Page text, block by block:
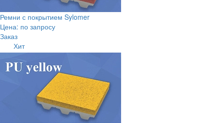
Ремни с покрытием Sylomer
Цена: по запросу
Заказ
Хит